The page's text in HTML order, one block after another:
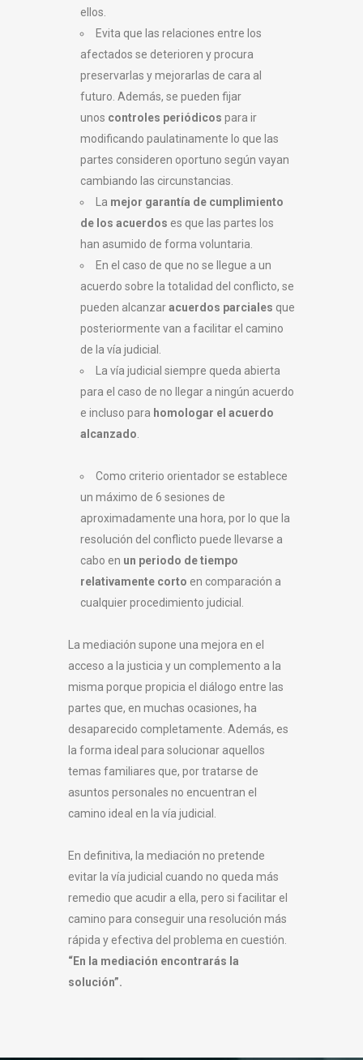
ellos.
Evita que las relaciones entre los
afectados se deterioren y procura
preservarlas y mejorarlas de cara al
futuro. Además, se pueden fijar
unos controles periódicos para ir
modificando paulatinamente lo que las
partes consideren oportuno según vayan
cambiando las circunstancias.
La mejor garantía de cumplimiento
de los acuerdos es que las partes los
han asumido de forma voluntaria.
En el caso de que no se llegue a un
acuerdo sobre la totalidad del conflicto, se
pueden alcanzaracuerdos parciales que
posteriormente van a facilitar el camino
de la vía judicial.
La vía judicial siempre queda abierta
para el caso de no llegar a ningún acuerdo
e incluso para homologar el acuerdo
alcanzado
Como criterio orientador se establece
un máximo de 6 sesiones de
aproximadamente una hora, por lo que la
resolución del conflicto puede llevarse a
cabo en un periodo de tiempo
relativamente corto en comparación a
cualquier procedimiento judicial.
La mediación supone una mejora en el
acceso a la justicia y un complemento a la
misma porque propicia el diálogo entre las
partes que, en muchas ocasiones, ha
desaparecido completamente. Además, es
la forma ideal para solucionar aquellos
temas familiares que, por tratarse de
asuntos personales no encuentran el
camino ideal en la vía judicial.
En definitiva, la mediación no pretende
evitar la vía judicial cuando no queda más
remedio que acudir a ella, pero si facilitar el
camino para conseguir una resolución más
rápida y efectiva del problema en cuestión.
“En la mediación encontrarás la
solución”.